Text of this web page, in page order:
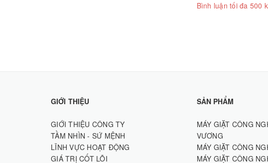
Bình luận tối đa 500
GIỚI THIỆU
GIỚI THIỆU CÔNG TY
TẦM NHÌN - SỨ MỆNH
LĨNH VỰC HOẠT ĐỘNG
GIÁ TRỊ CỐT LÕI
SẢN PHẨM
MÁY GIẶT CÔNG
VƯƠNG
MÁY GIẶT CÔNG
MÁY GIẶT CÔNG